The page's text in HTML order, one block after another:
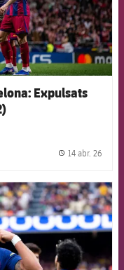
Expulsats
14 abr. 26
badge